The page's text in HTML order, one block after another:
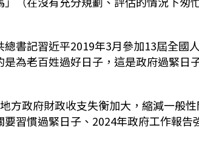
書記習近平2019年3月參加13屆全國
為老百姓過好日子，這是政府過緊日
方政府財政收支失衡加大，縮減一般
習慣過緊日子、2024年政府工作報告